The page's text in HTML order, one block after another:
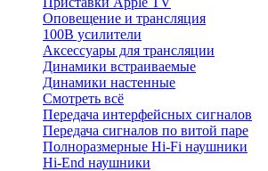
Оповещение и трансляция
100В усилители
Аксессуары для трансляции
Динамики встраиваемые
Динамики настенные
Смотреть всё
Передача интерфейсных сигналов
Передача сигналов по витой паре
Полноразмерные Hi-Fi наушники
Hi-End наушники